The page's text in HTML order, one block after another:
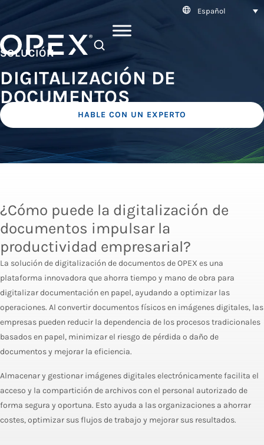
Español
SOLUCIÓN
DIGITALIZACIÓN DE
DOCUMENTOS
HABLE CON UN EXPERTO
¿Cómo puede la digitalización de
documentos impulsar la
productividad empresarial?
La solución de digitalización de documentos de OPEX es una
plataforma innovadora que ahorra tiempo y mano de obra para
digitalizar documentación en papel, ayudando a optimizar las
operaciones. Al convertir documentos físicos en imágenes digitales, las
empresas pueden reducir la dependencia de los procesos tradicionales
basados en papel, minimizar el riesgo de pérdida o daño de
documentos y mejorar la eficiencia.
Almacenar y gestionar imágenes digitales electrónicamente facilita el
acceso y la compartición de archivos con el personal autorizado de
forma segura y oportuna. Esto ayuda a las organizaciones a ahorrar
costes, optimizar sus flujos de trabajo y mejorar sus resultados.